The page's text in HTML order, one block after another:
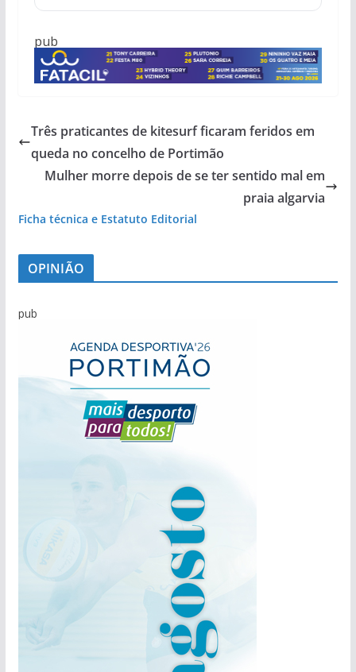
pub
Três praticantes de kitesurf ficaram feridos em
queda no concelho de Portimão
Mulher morre depois de se ter sentido mal em
praia algarvia
Ficha técnica e Estatuto Editorial
OPINIÃO
pub